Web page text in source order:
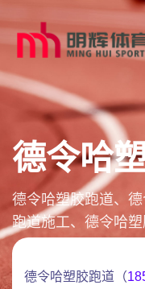
德令哈
德令哈塑胶跑道、
跑道施工、德令哈
德令哈塑胶跑道（